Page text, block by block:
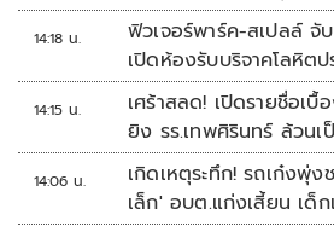
ทันที
14:18 น.
ฟิวเจอร์พาร์ค-สเปลล์ จั
เปิดห้องรับบริจาคโลหิตป
ศูนย์การค้าปทุมธานี
14:15 น.
เศร้าสลด! เปิดรายชื่อเ
ยิง รร.เทพศิรินทร์ ล้วนเ
14:06 น.
เกิดเหตุระทึก! รถเก๋งพุ่
เล็ก' อบต.แก่งเสี้ยน เด็ก